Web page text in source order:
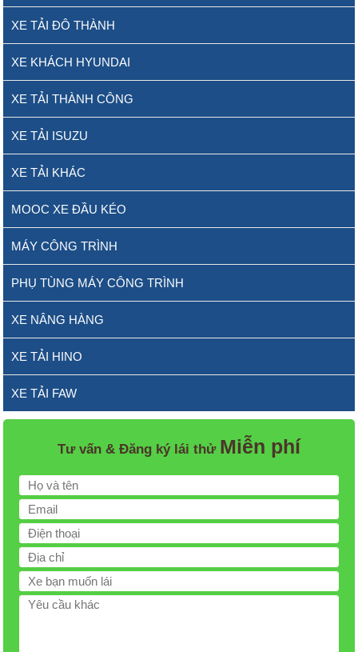
XE TẢI ĐÔ THÀNH
XE KHÁCH HYUNDAI
XE TẢI THÀNH CÔNG
XE TẢI ISUZU
XE TẢI KHÁC
MOOC XE ĐẦU KÉO
MÁY CÔNG TRÌNH
PHỤ TÙNG MÁY CÔNG TRÌNH
XE NÂNG HÀNG
XE TẢI HINO
XE TẢI FAW
Tư vấn & Đăng ký lái thử Miễn phí